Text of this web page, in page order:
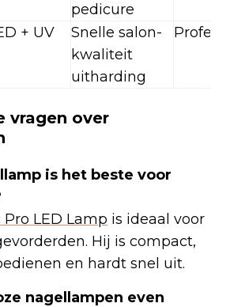
pedicure
+ UV
Snelle salon-
kwaliteit
uitharding
vragen over
is het beste voor
LED Lamp is ideaal voor
Hij is compact,
en hardt snel uit.
nagellampen even